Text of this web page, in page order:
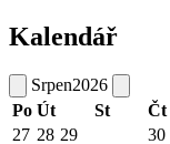
Kalendář
Srpen2026
Po Út St Čt
27 28 29 30